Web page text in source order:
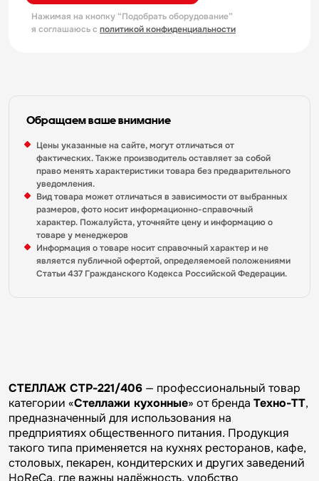
Нажимая на кнопку “Подобрать оборудование”
я соглашаюсь с политикой конфиденциальности
Обращаем ваше внимание
Цены указанные на сайте, могут отличаться от
фактических. Также производитель оставляет за собой
право менять характеристики товара без предварительного
уведомления.
Вид товара может отличаться в зависимости от выбранных
размеров, фото носит информационно-справочный
характер. Пожалуйста, уточняйте цену и информацию о
товаре у менеджеров
Информация о товаре носит справочный характер и не
является публичной офертой, определяемоей положениями
Статьи 437 Гражданского Кодекса Российской Федерации.
СТЕЛЛАЖ СТР-221/406 — профессиональный товар
категории «Стеллажи кухонные» от бренда Техно-ТТ,
предназначенный для использования на
предприятиях общественного питания. Продукция
такого типа применяется на кухнях ресторанов, кафе,
столовых, пекарен, кондитерских и других заведений
HoReCa, где важны надёжность, удобство